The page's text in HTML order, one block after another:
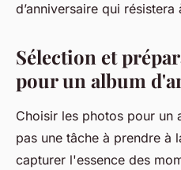
d’anniversaire qui
Sélection et
pour un album
Choisir les photos pour un
pas une tâche à prendre à
capturer l'essence des